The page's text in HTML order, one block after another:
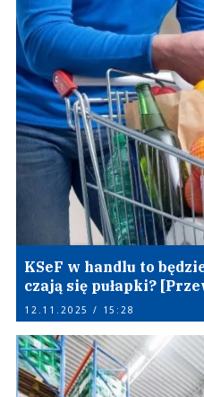
KSeF w handlu to
czają się pułapki?
12.11.2025 / 15:28